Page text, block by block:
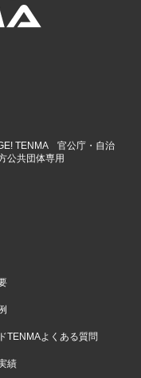
TENMA 官公庁・自治
公共団体専用
TENMAよくある質問
績